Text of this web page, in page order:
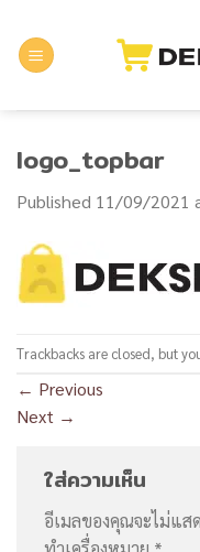
content
logo_topbar
Published 11/09/2021
Trackbacks are closed, but
← Previous
Next →
ใส่ความเห็น
อีเมลของคุณจะไม่แ